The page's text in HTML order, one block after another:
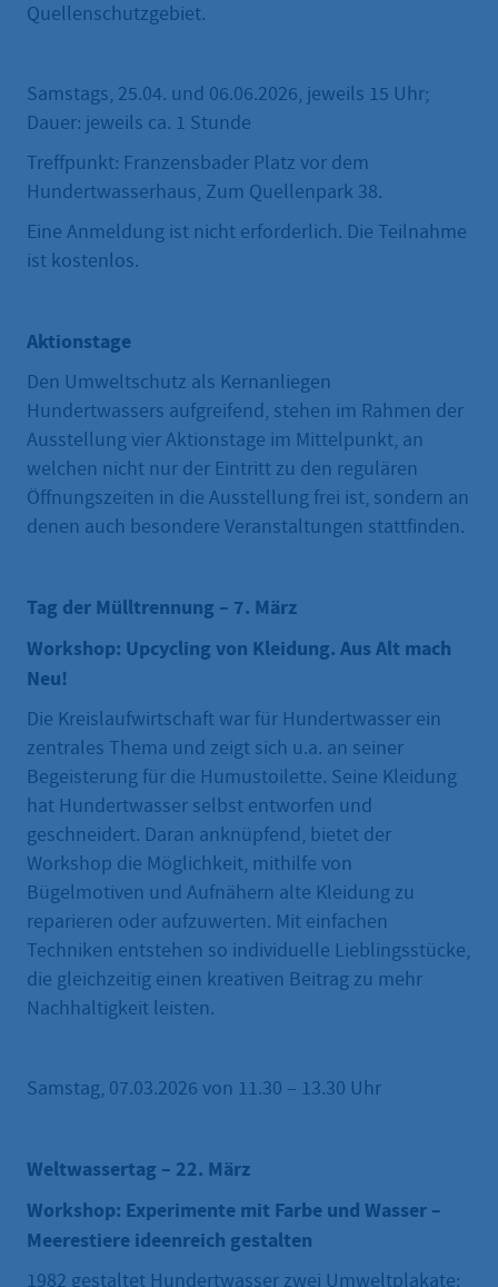
Quellenschutzgebiet.
Samstags, 25.04. und 06.06.2026, jeweils 15 Uhr;
Dauer: jeweils ca. 1 Stunde
Treffpunkt: Franzensbader Platz vor dem
Hundertwasserhaus, Zum Quellenpark 38.
Eine Anmeldung ist nicht erforderlich. Die Teilnahme
ist kostenlos.
Aktionstage
Den Umweltschutz als Kernanliegen
Hundertwassers aufgreifend, stehen im Rahmen der
Ausstellung vier Aktionstage im Mittelpunkt, an
welchen nicht nur der Eintritt zu den regulären
Öffnungszeiten in die Ausstellung frei ist, sondern an
denen auch besondere Veranstaltungen stattfinden.
Tag der Mülltrennung – 7. März
Workshop: Upcycling von Kleidung. Aus Alt mach
Neu!
Die Kreislaufwirtschaft war für Hundertwasser ein
zentrales Thema und zeigt sich u.a. an seiner
Begeisterung für die Humustoilette. Seine Kleidung
hat Hundertwasser selbst entworfen und
geschneidert. Daran anknüpfend, bietet der
Workshop die Möglichkeit, mithilfe von
Bügelmotiven und Aufnähern alte Kleidung zu
reparieren oder aufzuwerten. Mit einfachen
Techniken entstehen so individuelle Lieblingsstücke,
die gleichzeitig einen kreativen Beitrag zu mehr
Nachhaltigkeit leisten.
Samstag, 07.03.2026 von 11.30 – 13.30 Uhr
Weltwassertag – 22. März
Workshop: Experimente mit Farbe und Wasser –
Meerestiere ideenreich gestalten
1982 gestaltet Hundertwasser zwei Umweltplakate: